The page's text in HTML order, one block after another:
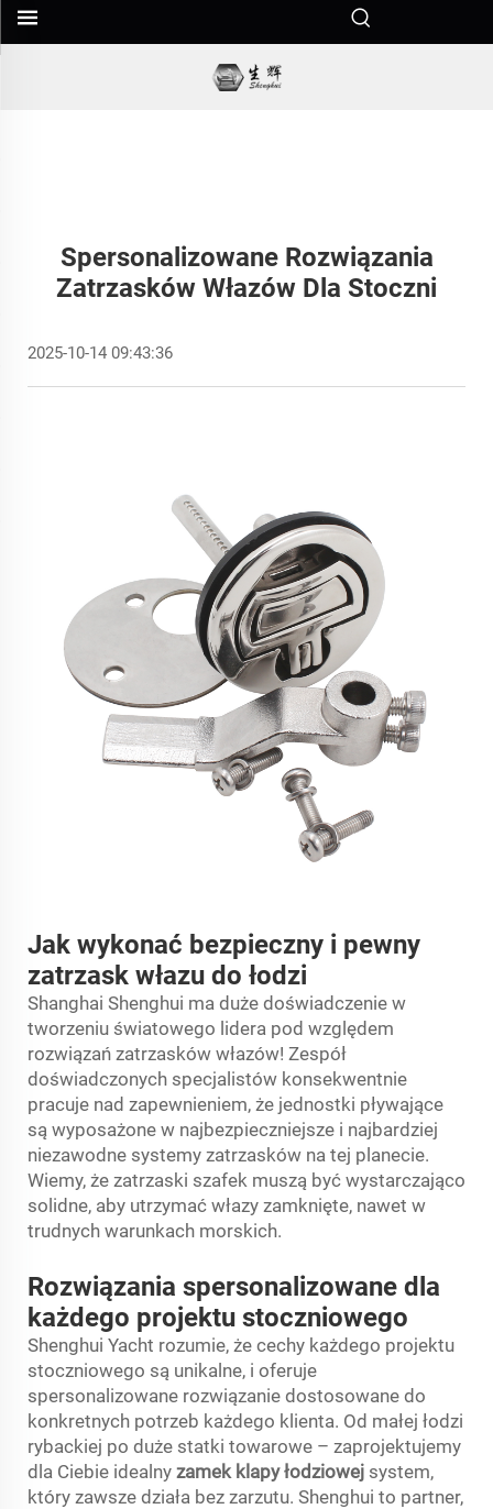
Spersonalizowane Rozwiązania
Zatrzasków Włazów Dla Stoczni
2025-10-14 09:43:36
Jak wykonać bezpieczny i pewny
zatrzask włazu do łodzi
Shanghai Shenghui ma duże doświadczenie w
tworzeniu światowego lidera pod względem
rozwiązań zatrzasków włazów! Zespół
doświadczonych specjalistów konsekwentnie
pracuje nad zapewnieniem, że jednostki pływające
są wyposażone w najbezpieczniejsze i najbardziej
niezawodne systemy zatrzasków na tej planecie.
Wiemy, że zatrzaski szafek muszą być wystarczająco
solidne, aby utrzymać włazy zamknięte, nawet w
trudnych warunkach morskich.
Rozwiązania spersonalizowane dla
każdego projektu stoczniowego
Shenghui Yacht rozumie, że cechy każdego projektu
stoczniowego są unikalne, i oferuje
spersonalizowane rozwiązanie dostosowane do
konkretnych potrzeb każdego klienta. Od małej łodzi
rybackiej po duże statki towarowe – zaprojektujemy
dla Ciebie idealny zamek klapy łodziowej system,
który zawsze działa bez zarzutu. Shenghui to partner,